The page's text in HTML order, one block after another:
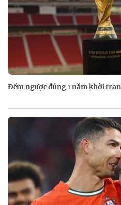
Đếm ngược đúng 1 năm khởi